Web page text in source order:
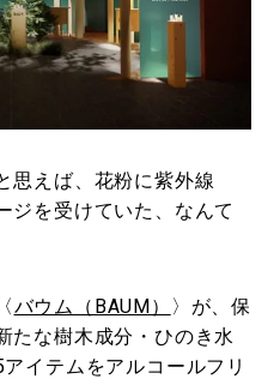
#MUSIC #MOVIE
#OUTDOOR
思えば、花粉に紫外線
ジを受けていた、なんて
バウム（BAUM）
〉が、保
たな樹木成分・ひのき水
イテムをアルコールフリ